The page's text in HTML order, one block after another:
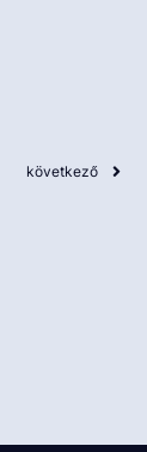
következő